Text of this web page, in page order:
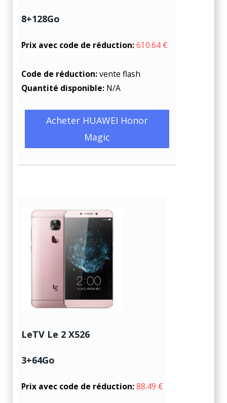
8+128Go
Prix avec code de réduction:610.64 €
Code de réduction:vente flash
Quantité disponible: N/A
Acheter HUAWEI Honor
Magic
LeTV Le 2 X526
3+64Go
Prix avec code de réduction:88.49 €